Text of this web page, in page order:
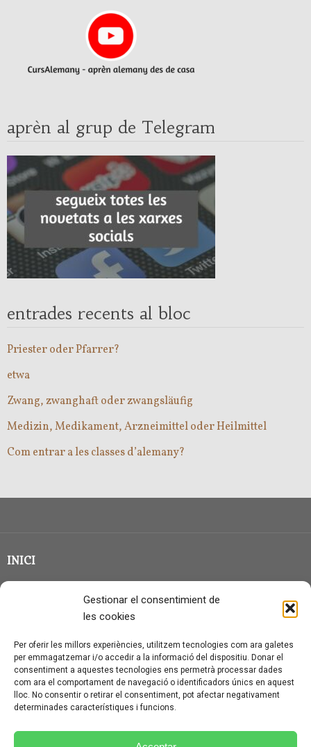
Gestionar el consentimient de
les cookies
Per oferir les millors experiències, utilitzem tecnologies com ara galetes
per emmagatzemar i/o accedir a la informació del dispositiu. Donar el
consentiment a aquestes tecnologies ens permetrà processar dades
com ara el comportament de navegació o identificadors únics en aquest
lloc. No consentir o retirar el consentiment, pot afectar negativament
determinades característiques i funcions.
aprèn al grup de Telegram
entrades recents al bloc
Priester oder Pfarrer?
etwa
Zwang, zwanghaft oder zwangsläufig
Medizin, Medikament, Arzneimittel oder Heilmittel
Com entrar a les classes d’alemany?
INICI
QUI SOC?
CONTACTE
AVÍS LEGAL I PROTECCIÓ DE DADES
POLÍTICA DE COOKIES (UE)
CONDICIONS PARTICULARS D’ÚS I CONTRACTACIÓ